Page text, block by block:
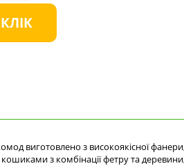
виготовлено з високоякісної
з комбінації фетру та